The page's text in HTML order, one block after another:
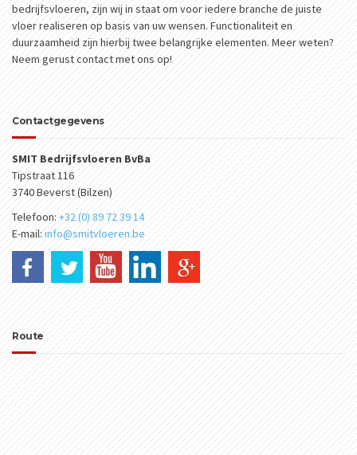
bedrijfsvloeren, zijn wij in staat om voor iedere branche de juiste
vloer realiseren op basis van uw wensen. Functionaliteit en
duurzaamheid zijn hierbij twee belangrijke elementen. Meer weten?
Neem gerust contact met ons op!
Contactgegevens
SMIT Bedrijfsvloeren BvBa
Tipstraat 116
3740 Beverst (Bilzen)
Telefoon: +32 (0) 89 72 39 14
E-mail: info@smitvloeren.be
Route